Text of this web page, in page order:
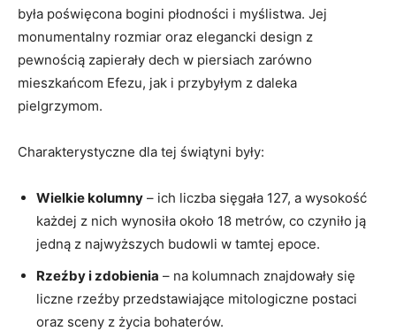
była poświęcona bogini płodności i myślistwa. Jej
monumentalny rozmiar oraz elegancki design z
pewnością zapierały dech w piersiach zarówno
mieszkańcom Efezu, jak i przybyłym z daleka
pielgrzymom.
Charakterystyczne dla tej świątyni były:
Wielkie kolumny – ich liczba sięgała 127, a wysokość
każdej z nich wynosiła około 18 metrów, co czyniło ją
jedną z najwyższych budowli w tamtej epoce.
Rzeźby i zdobienia – na kolumnach znajdowały się
liczne rzeźby przedstawiające mitologiczne postaci
oraz sceny z życia bohaterów.